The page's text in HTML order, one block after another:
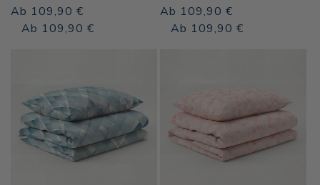
Normaler
Preis
Ab 109,90 €
Normaler
Verkaufspreis
Ab 109,90 €
Normaler
Preis
Ab 109,90 €
Normaler
Verkaufspreis
Ab 109,90 €